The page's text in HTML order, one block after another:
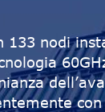
nodi